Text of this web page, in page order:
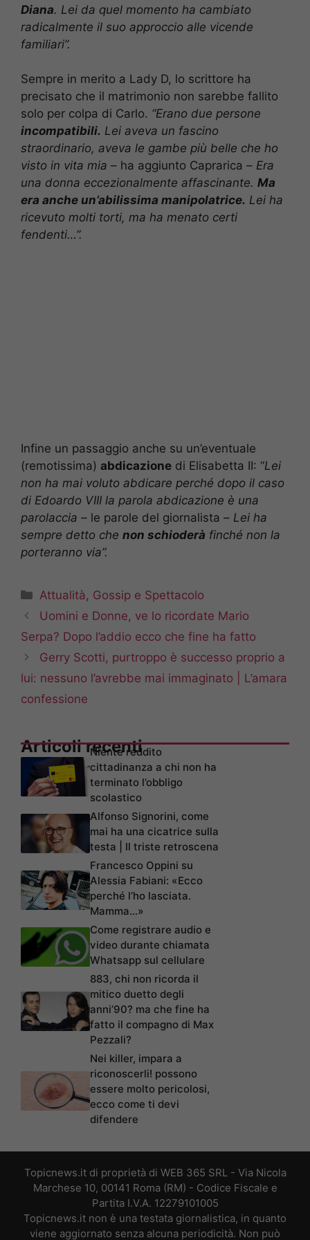
Diana. Lei da quel momento ha cambiato
radicalmente il suo approccio alle vicende
familiari”.
Sempre in merito a Lady D, lo scrittore ha
precisato che il matrimonio non sarebbe fallito
solo per colpa di Carlo. “Erano due persone
incompatibili. Lei aveva un fascino
straordinario, aveva le gambe più belle che ho
visto in vita mia – ha aggiunto Caprarica – Era
una donna eccezionalmente affascinante. Ma
era anche un’abilissima manipolatrice. Lei ha
ricevuto molti torti, ma ha menato certi
fendenti…”.
Infine un passaggio anche su un’eventuale
(remotissima) abdicazione di Elisabetta II: “Lei
non ha mai voluto abdicare perché dopo il caso
di Edoardo VIII la parola abdicazione è una
parolaccia – le parole del giornalista – Lei ha
sempre detto che non schioderà finché non la
porteranno via”.
Categorie
Attualità , Gossip e Spettacolo
Uomini e Donne, ve lo ricordate Mario
Serpa? Dopo l’addio ecco che fine ha fatto
Gerry Scotti, purtroppo è successo proprio a
lui: nessuno l’avrebbe mai immaginato | L’amara
confessione
Articoli recenti
Niente reddito
cittadinanza a chi non ha
terminato l’obbligo
scolastico
Alfonso Signorini, come
mai ha una cicatrice sulla
testa | Il triste retroscena
Francesco Oppini su
Alessia Fabiani: «Ecco
perché l’ho lasciata.
Mamma…»
Come registrare audio e
video durante chiamata
Whatsapp sul cellulare
883, chi non ricorda il
mitico duetto degli
anni’90? ma che fine ha
fatto il compagno di Max
Pezzali?
Nei killer, impara a
riconoscerli! possono
essere molto pericolosi,
ecco come ti devi
difendere
Topicnews.it di proprietà di WEB 365 SRL - Via Nicola
Marchese 10, 00141 Roma (RM) - Codice Fiscale e
Partita I.V.A. 12279101005
Topicnews.it non è una testata giornalistica, in quanto
viene aggiornato senza alcuna periodicità. Non può